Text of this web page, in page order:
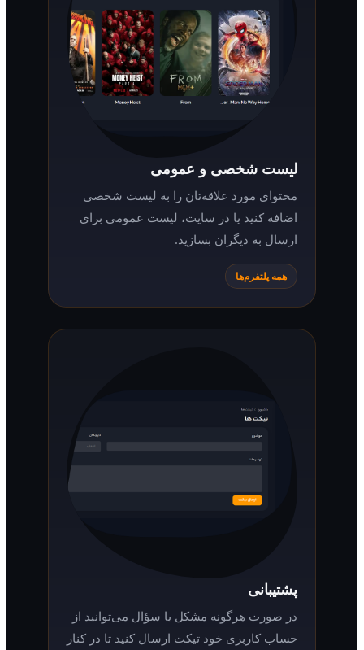
لیست شخصی و عمومی
محتوای مورد علاقه‌تان را به لیست شخصی
اضافه کنید یا در سایت، لیست عمومی برای
ارسال به دیگران بسازید.
همه پلتفرم‌ها
در صورت هرگونه مشکل یا سؤال می‌توانید از
حساب کاربری خود تیکت ارسال کنید تا در کنار